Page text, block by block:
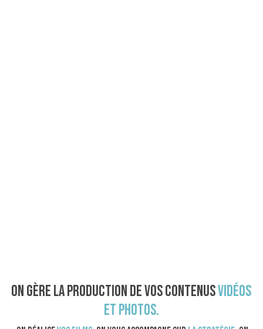
On gère la production de vos contenusvidéos
et photos.